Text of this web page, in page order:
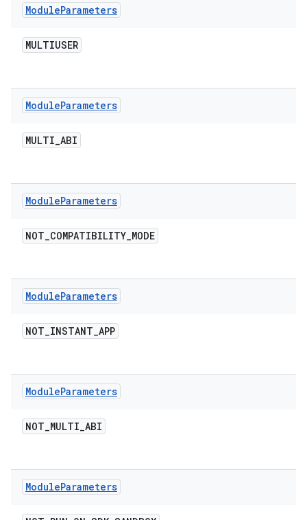
ModuleParameters
MULTIUSER
ModuleParameters
MULTI_ABI
ModuleParameters
NOT_COMPATIBILITY_MODE
ModuleParameters
NOT_INSTANT_APP
ModuleParameters
NOT_MULTI_ABI
ModuleParameters